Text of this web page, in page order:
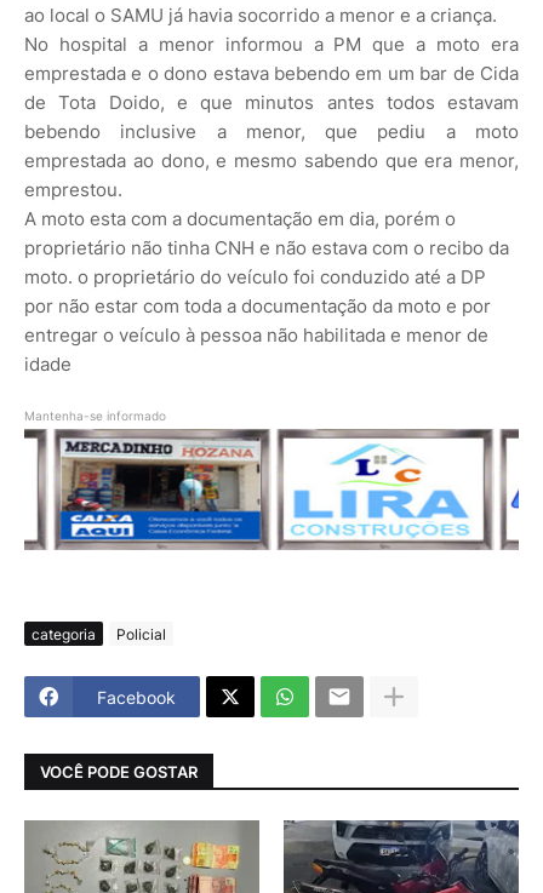
ao local o SAMU já havia socorrido a menor e a criança.
No hospital a menor informou a PM que a moto era
emprestada e o dono estava bebendo em um bar de Cida
de Tota Doido, e que minutos antes todos estavam
bebendo inclusive a menor, que pediu a moto
emprestada ao dono, e mesmo sabendo que era menor,
emprestou.
A moto esta com a documentação em dia, porém o
proprietário não tinha CNH e não estava com o recibo da
moto. o proprietário do veículo foi conduzido até a DP
por não estar com toda a documentação da moto e por
entregar o veículo à pessoa não habilitada e menor de
idade
Mantenha-se informado
categoria Policial
Facebook
VOCÊ PODE GOSTAR